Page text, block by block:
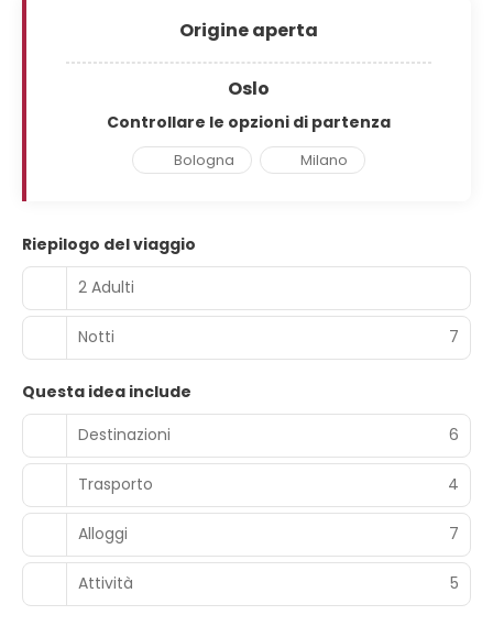
Origine aperta
Oslo
Controllare le opzioni di partenza
Bologna Milano
Riepilogo del viaggio
2 Adulti
Notti 7
Questa idea include
Destinazioni
6
Trasporto 4
Alloggi 7
Attività 5